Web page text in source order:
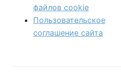
файлов сookie
Пользовательское
соглашение сайта